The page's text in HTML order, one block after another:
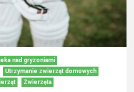
nad gryzoniami
Utrzymanie zwierząt domowych
Zwierzęta